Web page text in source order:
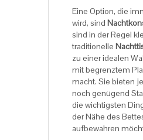
Eine Option, die
wird, sind
sind in der Regel
traditionelle
zu einer idealen
mit begrenztem
macht. Sie bieten
noch genügend
die wichtigsten
der Nähe des
aufbewahren